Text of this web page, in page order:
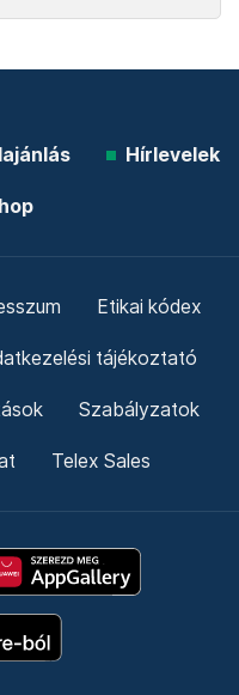
Hírlevelek
Etikai kódex
tájékoztató
Szabályzatok
Telex Sales